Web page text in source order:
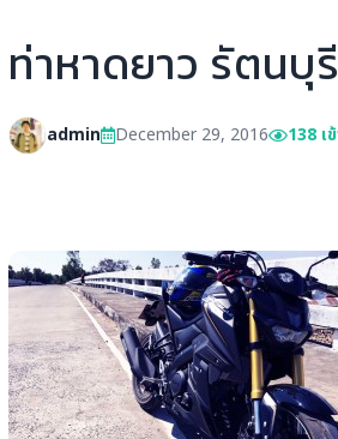
ท่าหาดยาว รัตนบุรี
admin December 29, 2016 138 เ